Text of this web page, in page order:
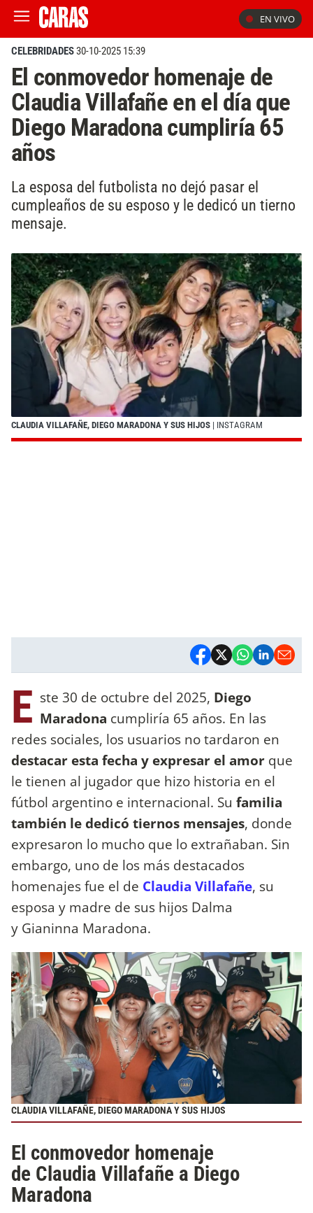
EN VIVO
CELEBRIDADES30-10-2025 15:39
El conmovedor homenaje de
Claudia Villafañe en el día que
Diego Maradona cumpliría 65
años
La esposa del futbolista no dejó pasar el
cumpleaños de su esposo y le dedicó un tierno
mensaje.
CLAUDIA VILLAFAÑE, DIEGO MARADONA Y SUS HIJOS | INSTAGRAM
E ste 30 de octubre del 2025, Diego
Maradona cumpliría 65 años. En las
redes sociales, los usuarios no tardaron en
destacar esta fecha y expresar el amor que
le tienen al jugador que hizo historia en el
fútbol argentino e internacional. Su familia
también le dedicó tiernos mensajes, donde
expresaron lo mucho que lo extrañaban. Sin
embargo, uno de los más destacados
homenajes fue el de Claudia Villafañe, su
esposa y madre de sus hijos Dalma
y Gianinna Maradona.
CLAUDIA VILLAFAÑE, DIEGO MARADONA Y SUS HIJOS
El conmovedor homenaje
de Claudia Villafañe a Diego
Maradona